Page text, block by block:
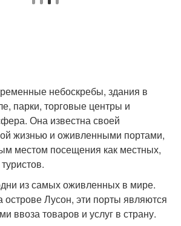
небоскребы, здания в
парки, торговые центры и
Она известна своей
жизнью и оживленными портами,
местом посещения как местных,
из самых оживленных в мире.
Лусон, эти порты являются
ввоза товаров и услуг в страну.